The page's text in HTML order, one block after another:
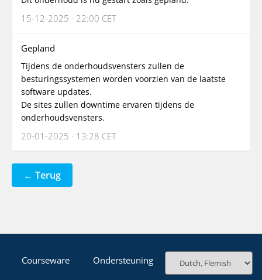
15-12-2025 · 22:00 CET
Gepland
Tijdens de onderhoudsvensters zullen de
besturingssystemen worden voorzien van de laatste
software updates.
De sites zullen downtime ervaren tijdens de
onderhoudsvensters.
20-01-2025 · 13:28 CET
← Terug
Courseware Ondersteuning